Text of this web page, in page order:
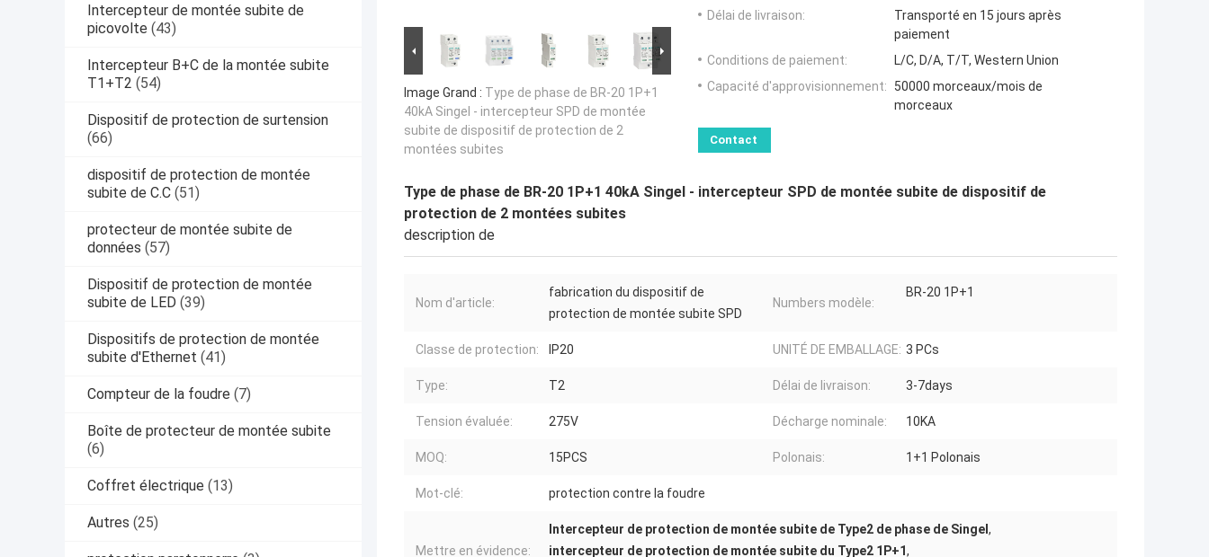
Intercepteur de montée subite de
picovolte (43)
Intercepteur B+C de la montée subite
T1+T2 (54)
Dispositif de protection de surtension
(66)
dispositif de protection de montée
subite de C.C (51)
protecteur de montée subite de
données (57)
Dispositif de protection de montée
subite de LED (39)
Dispositifs de protection de montée
subite d'Ethernet (41)
Compteur de la foudre (7)
Boîte de protecteur de montée subite
(6)
Coffret électrique (13)
Autres (25)
Image Grand : Type de phase de BR-20 1P+1
40kA Singel - intercepteur SPD de montée
subite de dispositif de protection de 2
montées subites
Délai de livraison:
Transporté en 15 jours après
paiement
Conditions de paiement:
L/C, D/A, T/T, Western Union
Capacité d'approvisionnement:
50000 morceaux/mois de
morceaux
Contact
Type de phase de BR-20 1P+1 40kA Singel - intercepteur SPD de montée subite de dispositif de
protection de 2 montées subites
description de
Nom d'article:
fabrication du dispositif de
protection de montée subite SPD
Numbers modèle:
BR-20 1P+1
Classe de protection: IP20 UNITÉ DE EMBALLAGE: 3 PCs
Type: T2 Délai de livraison: 3-7days
Tension évaluée: 275V Décharge nominale: 10KA
MOQ: 15PCS Polonais: 1+1 Polonais
Mot-clé: protection contre la foudre
Mettre en évidence:
Intercepteur de protection de montée subite de Type2 de phase de Singel,
intercepteur de protection de montée subite du Type2 1P+1,